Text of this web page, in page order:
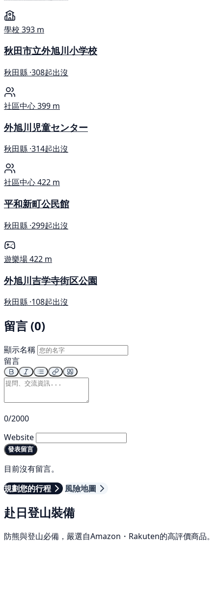
學校 393 m
秋田市立外旭川小学校
秋田縣 ·308起出沒
社區中心399 m
外旭川児童センター
秋田縣 ·314起出沒
社區中心422 m
平和新町公民館
秋田縣 ·299起出沒
遊樂場422 m
外旭川吉学寺街区公園
秋田縣 ·108起出沒
留言 (0)
顯示名稱
留言
0/2000
Website
發表留言
目前沒有留言。
規劃您的行程
風險地圖
赴日登山裝備
防熊與登山必備，嚴選自Amazon・Rakuten的高評價商品。